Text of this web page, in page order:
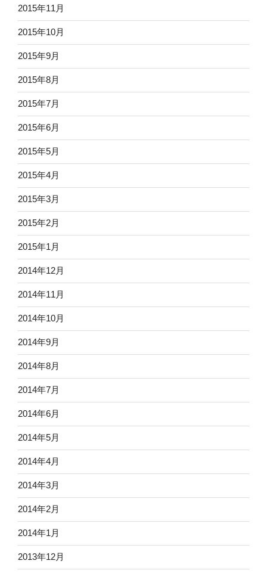
2015年11月
2015年10月
2015年9月
2015年8月
2015年7月
2015年6月
2015年5月
2015年4月
2015年3月
2015年2月
2015年1月
2014年12月
2014年11月
2014年10月
2014年9月
2014年8月
2014年7月
2014年6月
2014年5月
2014年4月
2014年3月
2014年2月
2014年1月
2013年12月